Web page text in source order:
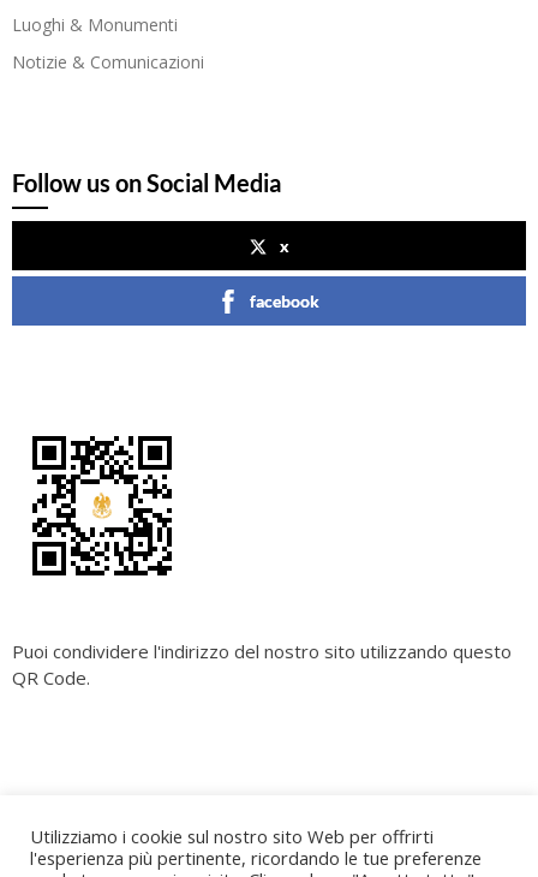
Luoghi & Monumenti
Notizie & Comunicazioni
Follow us on Social Media
x
facebook
Puoi condividere l'indirizzo del nostro sito utilizzando questo
QR Code.
Writers Blogily Theme
Utilizziamo i cookie sul nostro sito Web per offrirti
l'esperienza più pertinente, ricordando le tue preferenze